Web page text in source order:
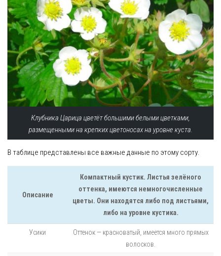
Клубника Царица цветёт большими белыми цветками,
размещенными на крепких цветоносах на уровне куста.
В таблице представлены все важные данные по этому сорту.
Описание
Компактный кустик. Листья зелёного
оттенка, имеются немногочисленные
цветы. Они находятся либо под листьями,
либо на уровне кустика.
Усики
Оттенок — красноватый, имеется много прямых
волосков.